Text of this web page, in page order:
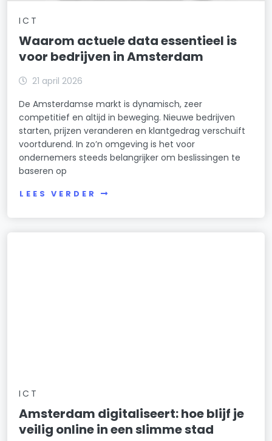
ICT
Waarom actuele data essentieel is
voor bedrijven in Amsterdam
21 april 2026
De Amsterdamse markt is dynamisch, zeer
competitief en altijd in beweging. Nieuwe bedrijven
starten, prijzen veranderen en klantgedrag verschuift
voortdurend. In zo’n omgeving is het voor
ondernemers steeds belangrijker om beslissingen te
baseren op
LEES VERDER
ICT
Amsterdam digitaliseert: hoe blijf je
veilig online in een slimme stad